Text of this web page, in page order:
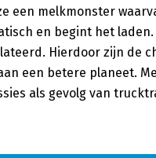
een melkmonster
en begint het
Hierdoor zijn de
een betere planeet.
als gevolg van